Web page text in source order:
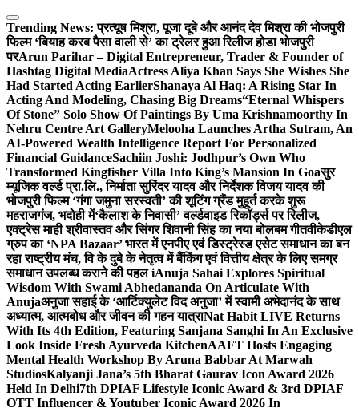
Skip
to
content
Trending News: प्रत्यूष मिश्रा, पूजा दूबे और आनंद देव मिश्रा की भोजपुरी
फिल्म ‘बियाह करब पैसा वाली से’ का ट्रेलर हुआ रिलीज होडा भोजपुरी
परArun Parihar – Digital Entrepreneur, Trader & Founder of
Hashtag Digital MediaActress Aliya Khan Says She Wishes She
Had Started Acting EarlierShanaya Al Haq: A Rising Star In
Acting And Modeling, Chasing Big Dreams“Eternal Whispers
Of Stone” Solo Show Of Paintings By Uma Krishnamoorthy In
Nehru Centre Art GalleryMelooha Launches Artha Sutram, An
AI-Powered Wealth Intelligence Report For Personalized
Financial GuidanceSachiin Joshi: Jodhpur’s Own Who
Transformed Kingfisher Villa Into King’s Mansion In Goaसुर
म्यूजिक वर्ल्ड प्रा.लि., निर्माता सुरिंदर यादव और निर्देशक विजय यादव की
भोजपुरी फिल्म ‘गंगा जमुना सरस्वती’ की शूटिंग ग्रैंड मुहूर्त करके शुरू
महराजगंज, भदोही में‘कैलाश के निवासी’ वर्ल्डवाइड रिकॉर्ड्स पर रिलीज,
एक्ट्रेस माही श्रीवास्तव और सिंगर शिवानी सिंह का नया बोलबम गीतवीकेडीएल
ग्रुप का ‘NPA Bazaar’ भारत में एनपीए एवं डिस्ट्रेस्ड एसेट समाधान का बन
रहा राष्ट्रीय मंच, वि के दुबे के नेतृत्व में बैंकिंग एवं वित्तीय क्षेत्र के लिए समग्र
समाधान उपलब्ध कराने की पहल iAnuja Sahai Explores Spiritual
Wisdom With Swami Abhedananda On Articulate With
Anujaअनुजा सहाई के ‘आर्टिक्युलेट विद अनुजा’ में स्वामी अभेदानंद के साथ
अध्यात्म, आत्मबोध और जीवन की गहन यात्राNat Habit LIVE Returns
With Its 4th Edition, Featuring Sanjana Sanghi In An Exclusive
Look Inside Fresh Ayurveda KitchenAAFT Hosts Engaging
Mental Health Workshop By Aruna Babbar At Marwah
StudiosKalyanji Jana’s 5th Bharat Gaurav Icon Award 2026
Held In Delhi7th DPIAF Lifestyle Iconic Award & 3rd DPIAF
OTT Influencer & Youtuber Iconic Award 2026 In